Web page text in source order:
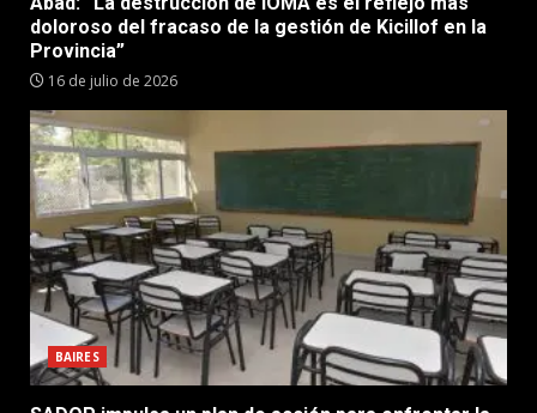
doloroso del fracaso de la gestión de Kicillof en la
Provincia”
16 de julio de 2026
BAIRES